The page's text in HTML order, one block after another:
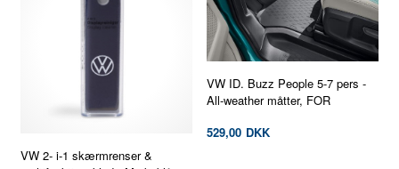
VW 2- i-1 skærmrenser &
VW ID. Buzz People 5-7 pers -
All-weather måtter, FOR
529,00 DKK